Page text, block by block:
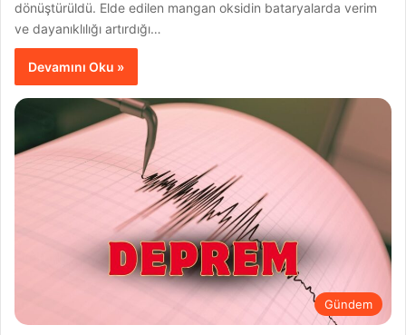
dönüştürüldü. Elde edilen mangan oksidin bataryalarda verim
ve dayanıklılığı artırdığı…
Devamını Oku »
Gündem